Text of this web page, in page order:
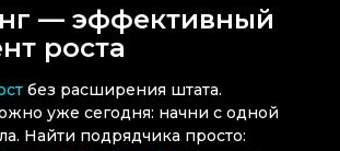
— эффективный
роста
без расширения штата.
уже сегодня: начни с одной
Найти подрядчика просто: